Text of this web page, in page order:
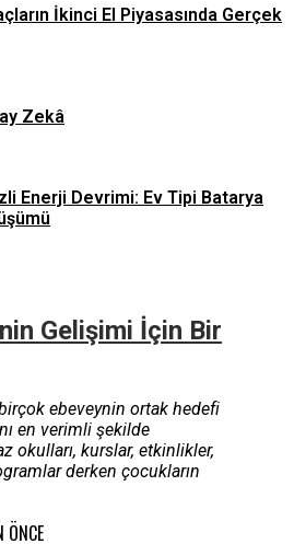
İkinci El Piyasasında Gerçek
Zekâ
Enerji Devrimi: Ev Tipi Batarya
Gelişimi İçin Bir
ebeveynin ortak hedefi
en verimli şekilde
okulları, kurslar, etkinlikler,
derken çocukların
ÖNCE